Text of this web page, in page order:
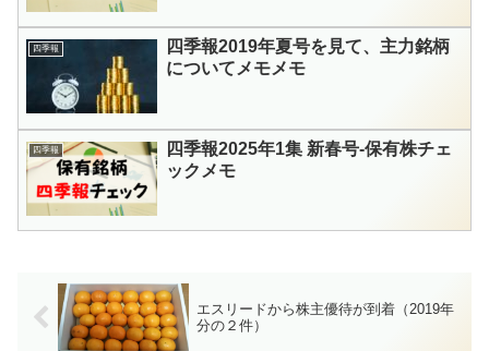
四季報
四季報2019年夏号を見て、主力銘柄
についてメモメモ
四季報
四季報2025年1集 新春号-保有株チェ
ックメモ
エスリードから株主優待が到着（2019年
分の２件）